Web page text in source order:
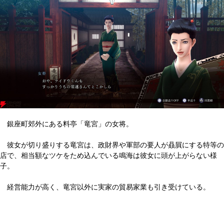
銀座町郊外にある料亭「竜宮」の女将。
彼女が切り盛りする竜宮は、政財界や軍部の要人が贔屓にする特等の
店で、相当額なツケをため込んでいる鳴海は彼女に頭が上がらない様
子。
経営能力が高く、竜宮以外に実家の貿易家業も引き受けている。